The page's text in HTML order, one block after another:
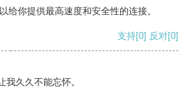
给你提供最高速度和安全性的连接。
支持[0] 反对[0]
久久不能忘怀。